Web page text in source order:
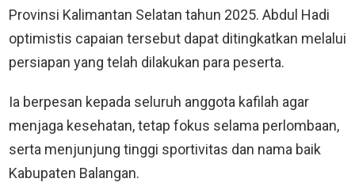
Provinsi Kalimantan Selatan tahun 2025. Abdul Hadi
optimistis capaian tersebut dapat ditingkatkan melalui
persiapan yang telah dilakukan para peserta.
Ia berpesan kepada seluruh anggota kafilah agar
menjaga kesehatan, tetap fokus selama perlombaan,
serta menjunjung tinggi sportivitas dan nama baik
Kabupaten Balangan.